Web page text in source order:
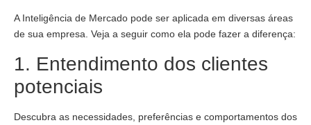
A Inteligência de Mercado pode ser aplicada em diversas áreas
de sua empresa. Veja a seguir como ela pode fazer a diferença:
1. Entendimento dos clientes
potenciais
Descubra as necessidades, preferências e comportamentos dos